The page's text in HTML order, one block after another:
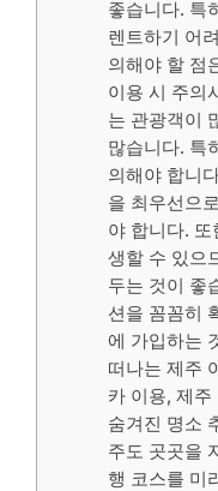
좋습니다. 특
렌트하기 어
의해야 할 점
이용 시 주의
는 관광객이
많습니다. 특
의해야 합니
을 최우선으
야 합니다.
생할 수 있으
두는 것이 좋
션을 꼼꼼히
에 가입하는
떠나는 제주
카 이용, 제
숨겨진 명소
주도 곳곳을
행 코스를 미